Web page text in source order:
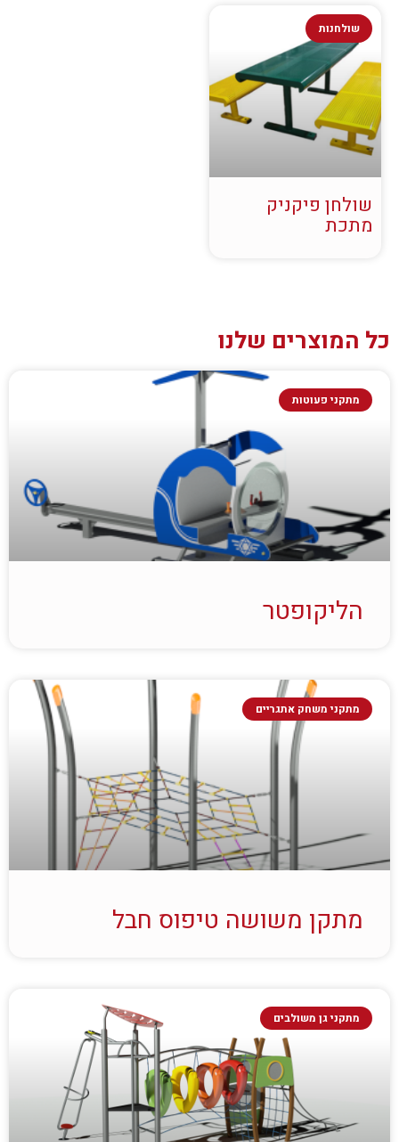
שולחנות
שולחן פיקניק
מתכת
כל המוצרים שלנו
מתקני פעוטות
הליקופטר
מתקני משחק אתגריים
מתקן משושה טיפוס חבל
מתקני גן משולבים